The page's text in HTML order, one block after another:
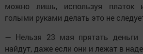
можно лишь, используя платок
голыми руками делать это не
— Нельзя 23 мая прятать деньги
найдут, даже если они и лежат в